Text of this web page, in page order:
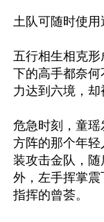
土队可随时使用
五行相生相克
下的高手都奈
力达到六境，却
危急时刻，童
方阵的那个年
装攻击金队，
外，左手挥掌
指挥的曾荟。